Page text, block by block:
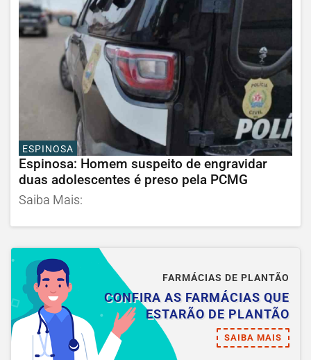
ESPINOSA
Espinosa: Homem suspeito de engravidar
duas adolescentes é preso pela PCMG
Saiba Mais:
FARMÁCIAS DE PLANTÃO
CONFIRA AS FARMÁCIAS QUE
ESTARÃO DE PLANTÃO
SAIBA MAIS